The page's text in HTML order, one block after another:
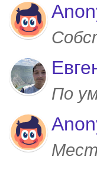
По